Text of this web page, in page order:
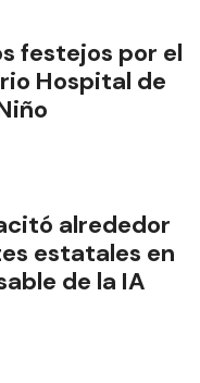
festejos por el
Hospital de
alrededor
estatales en
de la IA